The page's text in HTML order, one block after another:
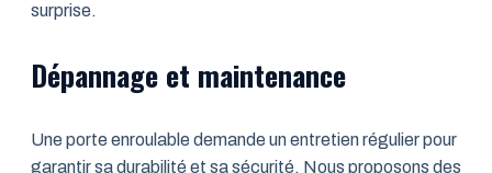
surprise.
Dépannage et maintenance
Une porte enroulable demande un entretien régulier pour
garantir sa durabilité et sa sécurité. Nous proposons des